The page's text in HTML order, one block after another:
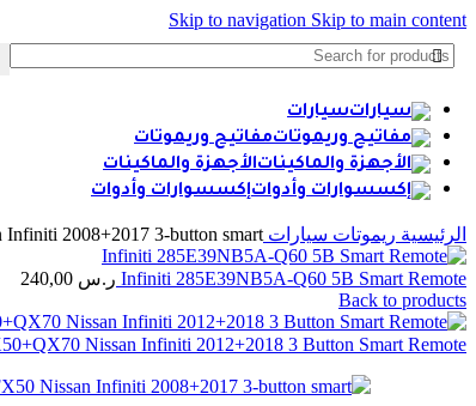
Skip to navigation Skip to main content
سيارات
مفاتيح وريموتات
الأجهزة والماكينات
إكسسوارات وأدوات
الرئيسية ريموتات سيارات 2008+2017 3-button smart
Infiniti 285E39NB5A-Q60 5B Smart Remote ر.س
Back to products
Nissan Infiniti 2012+2018 3 Button Smart Remote